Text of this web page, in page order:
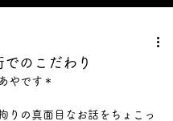
のこだわり
やです＊
りの真面目なお話をちょこっ